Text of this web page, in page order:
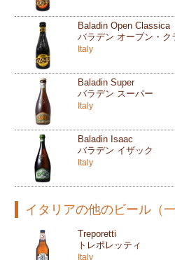
Baladin Open Classica
バラデン オープン・ク
Italy
Baladin Super
バラデン スーパー
Italy
Baladin Isaac
バラデン イザック
Italy
イタリアの他のビール（一
Treporetti
トレポレッティ
Italy